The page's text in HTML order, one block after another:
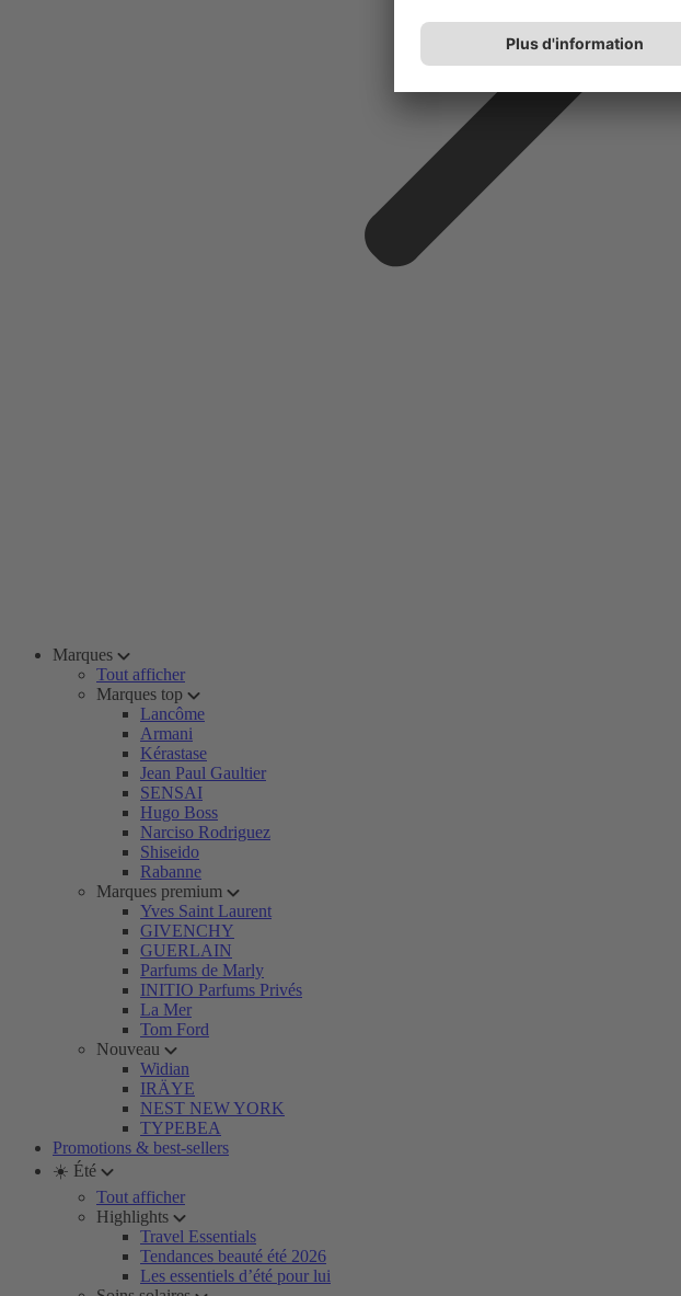
Marques
Tout afficher
Marques top
Lancôme
Armani
Kérastase
Jean Paul Gaultier
SENSAI
Hugo Boss
Narciso Rodriguez
Shiseido
Rabanne
Marques premium
Yves Saint Laurent
GIVENCHY
GUERLAIN
Parfums de Marly
INITIO Parfums Privés
La Mer
Tom Ford
Nouveau
Widian
IRÄYE
NEST NEW YORK
TYPEBEA
Promotions & best-sellers
☀️ Été
Tout afficher
Highlights
Travel Essentials
Tendances beauté été 2026
Les essentiels d’été pour lui